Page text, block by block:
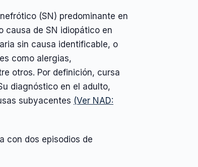
(SN) predominante en
causa de SN idiopático en
sin causa identificable, o
como alergias,
otros. Por definición, cursa
diagnóstico en el adulto,
subyacentes (Ver NAD:
con dos episodios de